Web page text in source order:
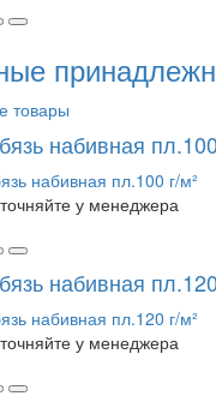
товары
набивная
у менеджера
набивная
у менеджера